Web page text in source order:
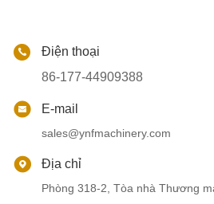
Điện thoại
86-177-44909388
E-mail
sales@ynfmachinery.com
Địa chỉ
Phòng 318-2, Tòa nhà Thương